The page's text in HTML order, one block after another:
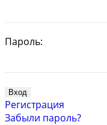
Пароль:
Регистрация
Забыли пароль?